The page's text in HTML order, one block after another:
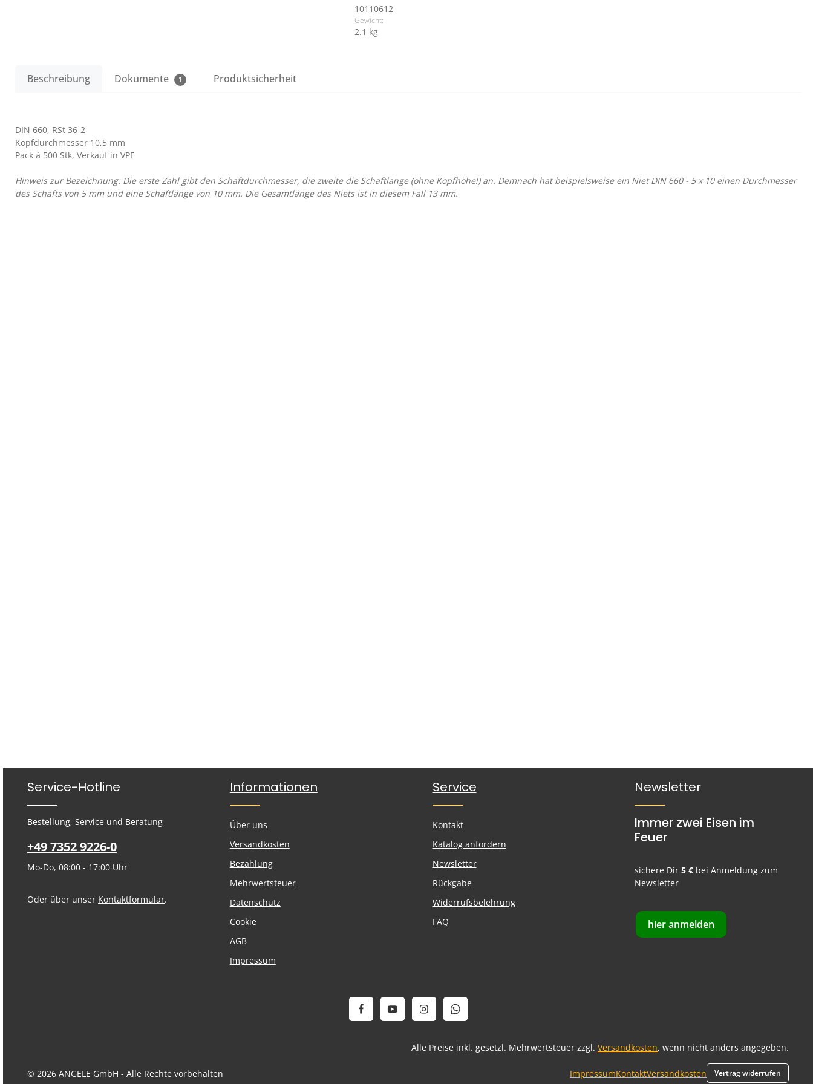
10110612
Gewicht:
2.1 kg
Beschreibung Dokumente 1 Produktsicherheit
DIN 660, RSt 36-2
Kopfdurchmesser 10,5 mm
Pack à 500 Stk, Verkauf in VPE
Hinweis zur Bezeichnung: Die erste Zahl gibt den Schaftdurchmesser, die zweite die Schaftlänge (ohne Kopfhöhe!) an. Demnach hat beispielsweise ein Niet DIN 660 - 5 x 10 einen Durchmesser
des Schafts von 5 mm und eine Schaftlänge von 10 mm. Die Gesamtlänge des Niets ist in diesem Fall 13 mm.
Service-Hotline
Bestellung, Service und Beratung
+49 7352 9226-0
Mo-Do, 08:00 - 17:00 Uhr
Oder über unser Kontaktformular.
Informationen
Über uns
Versandkosten
Bezahlung
Mehrwertsteuer
Datenschutz
Cookie
AGB
Impressum
Service
Kontakt
Katalog anfordern
Newsletter
Rückgabe
Widerrufsbelehrung
FAQ
Newsletter
Immer zwei Eisen im
Feuer
sichere Dir5 € bei Anmeldung zum
Newsletter
hier anmelden
Alle Preise inkl. gesetzl. Mehrwertsteuer zzgl. Versandkosten, wenn nicht anders angegeben.
© 2026 ANGELE GmbH - Alle Rechte vorbehalten ImpressumKontaktVersandkosten Vertrag widerrufen